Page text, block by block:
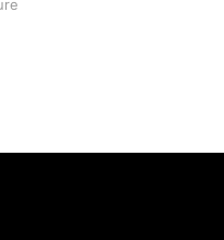
une série encore en